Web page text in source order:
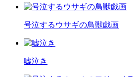
号泣するウサギの鳥獣戯画
嘘泣き